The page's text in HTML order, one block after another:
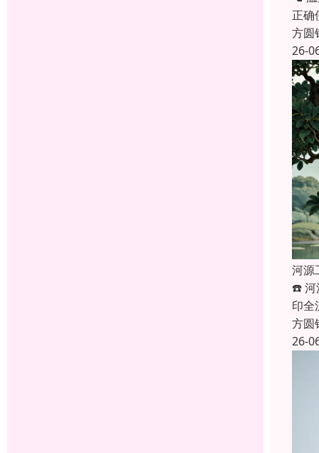
正确
方圆
26-
河源
☎️ 河
印全
方圆
26-